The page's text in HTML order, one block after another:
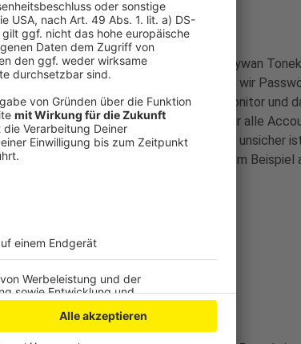
die unmissverständliche Antwort von Keywan
Denn: "Die Gefahr dabei liegt darin, dass wir
also landet das als Post-It am Monitor und
Tonekaboni. Die Empfehlung lautet: für alle
ändern, wenn man weiß, dass es unsicher
oder ähnlichem war, lässt sich zum Beispiel
sollte ich niemals aufschreiben